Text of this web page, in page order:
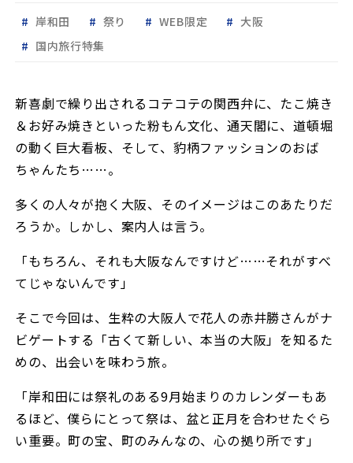
岸和田 祭り WEB限定
大阪
国内旅行特集
新喜劇で繰り出されるコテコテの関西弁に、たこ焼き
＆お好み焼きといった粉もん文化、通天閣に、道頓堀
の動く巨大看板、そして、豹柄ファッションのおば
ちゃんたち……。
多くの人々が抱く大阪、そのイメージはこのあたりだ
ろうか。しかし、案内人は言う。
「もちろん、それも大阪なんですけど……それがすべ
てじゃないんです」
そこで今回は、生粋の大阪人で花人の赤井勝さんがナ
ビゲートする「古くて新しい、本当の大阪」を知るた
めの、出会いを味わう旅――。
「岸和田には祭礼のある9月始まりのカレンダーもあ
るほど、僕らにとって祭は、盆と正月を合わせたぐら
い重要。町の宝、町のみんなの、心の拠り所です」